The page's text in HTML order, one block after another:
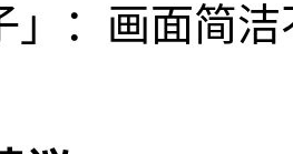
」：画面简